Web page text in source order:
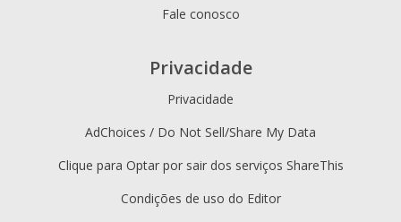
Fale conosco
Privacidade
Privacidade
AdChoices / Do Not Sell/Share My Data
Clique para Optar por sair dos serviços ShareThis
Condições de uso do Editor